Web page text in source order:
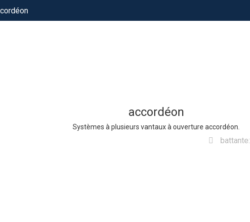
accordéon
Systèmes à plusieurs vantaux à ouverture accordéon.
battante: